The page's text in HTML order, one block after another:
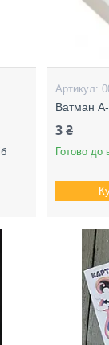
Ватман
3 ₴
Готово до